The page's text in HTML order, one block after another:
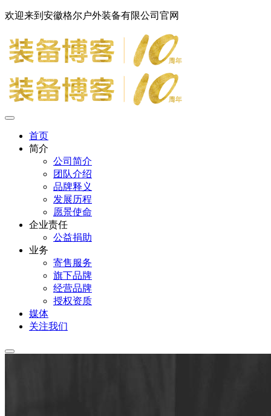
欢迎来到安徽格尔户外装备有限公司官网
首页
简介
公司简介
团队介绍
品牌释义
发展历程
愿景使命
企业责任
公益捐助
业务
寄售服务
旗下品牌
经营品牌
授权资质
媒体
关注我们